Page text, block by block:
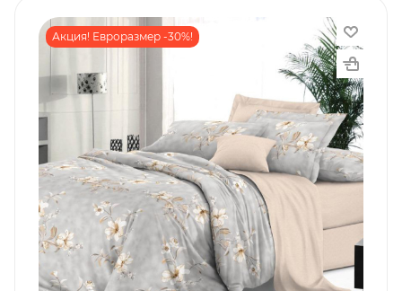
Акция! Евроразмер -30%!